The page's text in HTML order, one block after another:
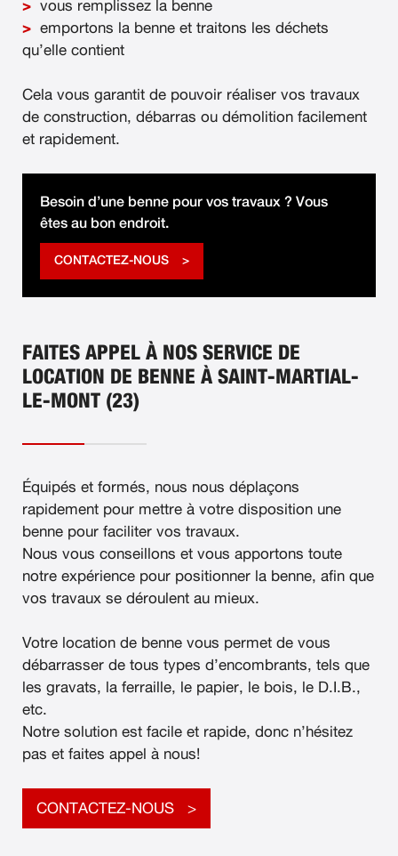
vous remplissez la benne
emportons la benne et traitons les déchets
qu’elle contient
Cela vous garantit de pouvoir réaliser vos travaux
de construction, débarras ou démolition facilement
et rapidement.
Besoin d’une benne pour vos travaux ? Vous
êtes au bon endroit.
CONTACTEZ-NOUS
FAITES APPEL À NOS SERVICE DE
LOCATION DE BENNE À SAINT-MARTIAL-
LE-MONT (23)
Équipés et formés, nous nous déplaçons
rapidement pour mettre à votre disposition une
benne pour faciliter vos travaux.
Nous vous conseillons et vous apportons toute
notre expérience pour positionner la benne, afin que
vos travaux se déroulent au mieux.
Votre location de benne vous permet de vous
débarrasser de tous types d’encombrants, tels que
les gravats, la ferraille, le papier, le bois, le D.I.B.,
etc.
Notre solution est facile et rapide, donc n’hésitez
pas et faites appel à nous!
CONTACTEZ-NOUS